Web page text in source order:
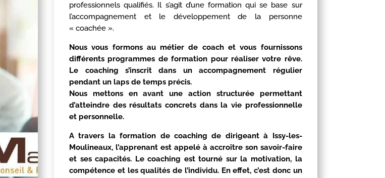
professionnels qualifiés. Il s’agit d’une formation qui se base sur
l’accompagnement et le développement de la personne
« coachée ».
Nous vous formons au métier de coach et vous fournissons
différents programmes de formation pour réaliser votre rêve.
Le coaching s’inscrit dans un accompagnement régulier
pendant un laps de temps précis.
Nous mettons en avant une action structurée permettant
d’atteindre des résultats concrets dans la vie professionnelle
et personnelle.
A travers la formation de coaching de dirigeant à Issy-les-
Moulineaux, l’apprenant est appelé à accroître son savoir-faire
et ses capacités. Le coaching est tourné sur la motivation, la
compétence et les qualités de l’individu. En effet, c’est donc un